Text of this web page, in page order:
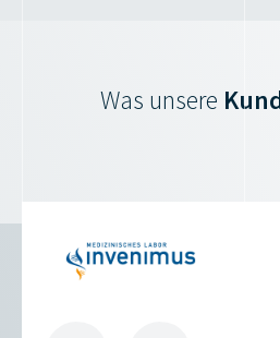
Was unsere